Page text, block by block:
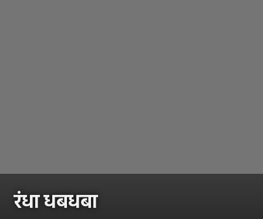
रंधा धबधबा